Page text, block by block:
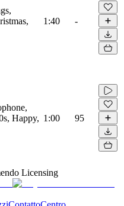
1:40 -
Happy, 1:00 95
Licensing